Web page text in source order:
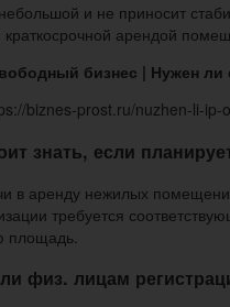
и не приносит
краткосрочной арендой
бизнес | Нужен
biznes-prost.ru/nuzhen-li-ip-
знать, если
в аренду нежилых
требуется
площадь.
физ. лицам